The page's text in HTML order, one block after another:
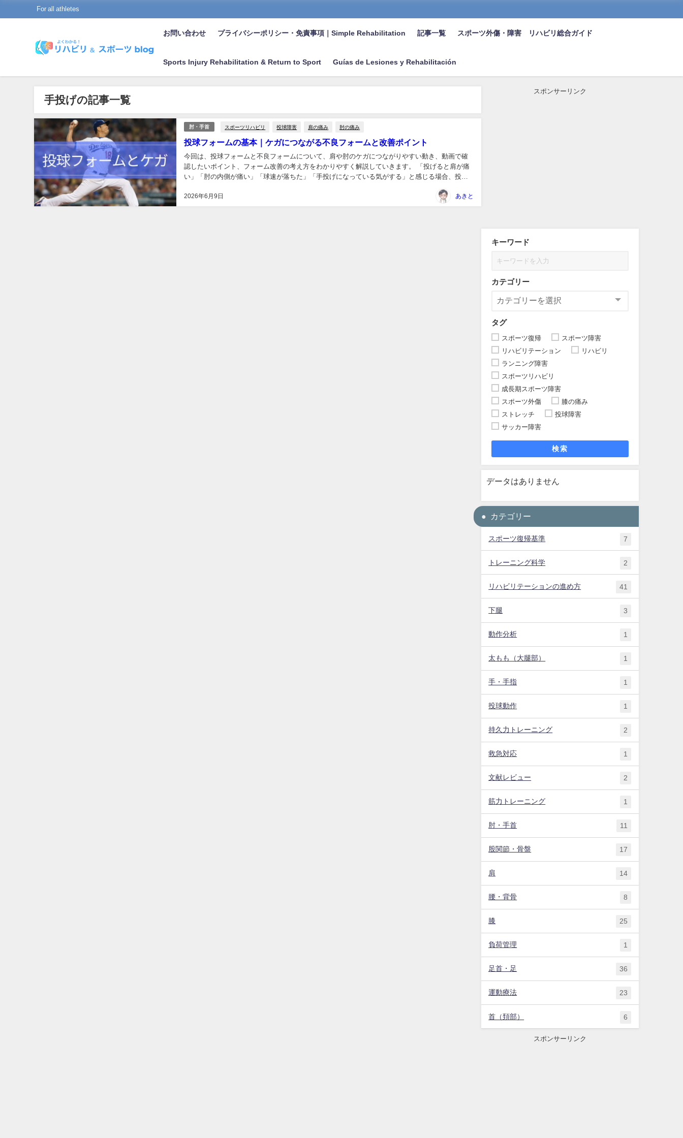
For all athletes
お問い合わせ プライバシーポリシー・免責事項｜Simple Rehabilitation 記事一覧 スポーツ外傷・障害 リハビリ総合ガイド
Sports Injury Rehabilitation & Return to Sport Guías de Lesiones y Rehabilitación
手投げの記事一覧
肘・手首 スポーツリハビリ 投球障害 肩の痛み 肘の痛み
投球フォームの基本｜ケガにつながる不良フォームと改善ポイント
2026年6月9日
今回は、投球フォームと不良フォームについて、肩や肘のケガにつながりやすい動き、動画で確
認したいポイント、フォーム改善の考え方をわかりやすく解説していきます。 「投げると肩が痛
い」「肘の内側が痛い」「球速が落ちた」「手投げになっている気がする」と感じる場合、投球
あきと
スポンサーリンク
キーワード
カテゴリー
タグ
スポーツ復帰
スポーツ障害
リハビリテーション
リハビリ
ランニング障害
スポーツリハビリ
成長期スポーツ障害
スポーツ外傷
膝の痛み
ストレッチ
投球障害
サッカー障害
検索
データはありません
カテゴリー
スポーツ復帰基準 7
トレーニング科学 2
リハビリテーションの進め方 41
下腿 3
動作分析 1
太もも（大腿部） 1
手・手指 1
投球動作 1
持久力トレーニング 2
救急対応 1
文献レビュー 2
筋力トレーニング 1
肘・手首 11
股関節・骨盤 17
肩 14
腰・背骨 8
膝 25
負荷管理 1
足首・足 36
運動療法 23
首（頚部） 6
スポンサーリンク